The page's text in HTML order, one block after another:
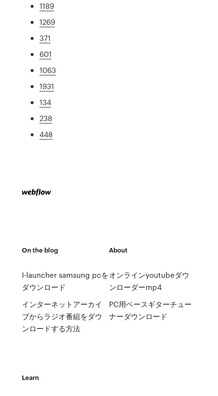
1189
1269
371
601
1063
1931
134
238
448
On the blog
I-launcher samsung pcを
ダウンロード
インターネットアーカイ
ブからラジオ番組をダウ
ンロードする方法
About
オンラインyoutubeダウ
ンローダーmp4
PC用ベースギターチュー
ナーダウンロード
Learn